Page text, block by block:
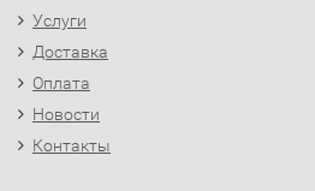
Услуги
Доставка
Оплата
Новости
Контакты